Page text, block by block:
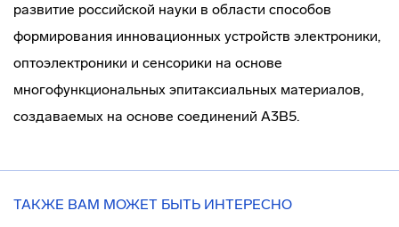
развитие российской науки в области способов
формирования инновационных устройств электроники,
оптоэлектроники и сенсорики на основе
многофункциональных эпитаксиальных материалов,
создаваемых на основе соединений A3B5.
ТАКЖЕ ВАМ МОЖЕТ БЫТЬ ИНТЕРЕСНО